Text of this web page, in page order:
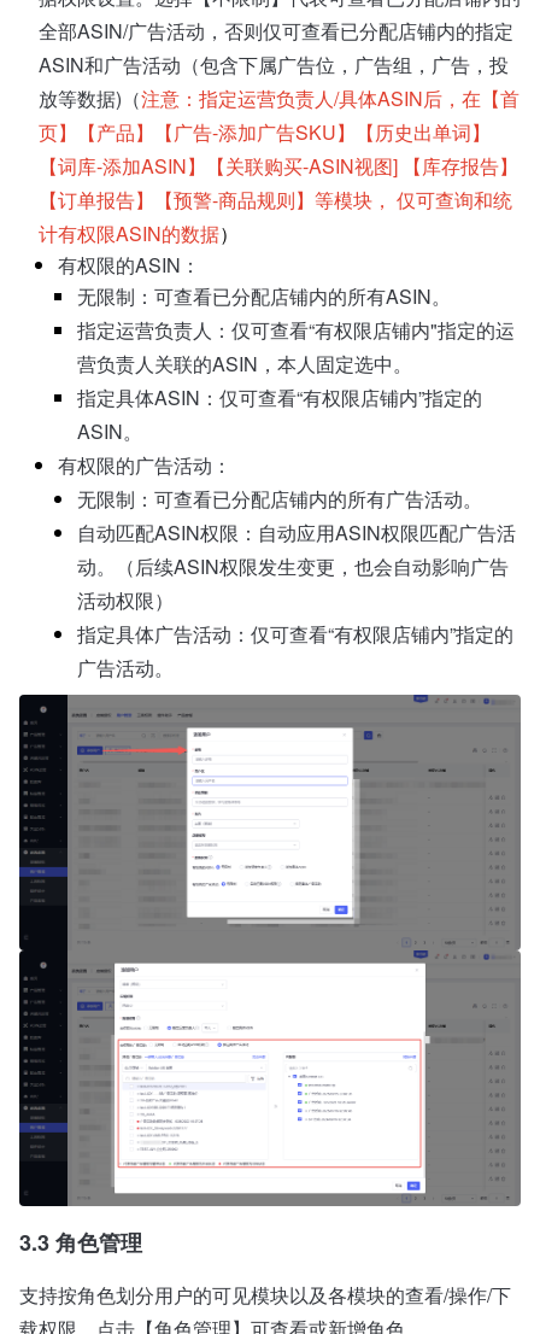
全部ASIN/广告活动，否则仅可查看已分配店铺内的指定
ASIN和广告活动（包含下属广告位，广告组，广告，投
放等数据)（注意：指定运营负责人/具体ASIN后，在【首
页】【产品】【广告-添加广告SKU】【历史出单词】
【词库-添加ASIN】【关联购买-ASIN视图] 【库存报告】
【订单报告】【预警-商品规则】等模块， 仅可查询和统
计有权限ASIN的数据）
有权限的ASIN：
无限制：可查看已分配店铺内的所有ASIN。
指定运营负责人：仅可查看“有权限店铺内"指定的运
营负责人关联的ASIN，本人固定选中。
指定具体ASIN：仅可查看“有权限店铺内”指定的
ASIN。
有权限的广告活动：
无限制： 可查看已分配店铺内的所有广告活动。
自动匹配ASIN权限：自动应用ASIN权限匹配广告活
动。（后续ASIN权限发生变更，也会自动影响广告
活动权限）
指定具体广告活动： 仅可查看“有权限店铺内”指定的
广告活动。
3.3 角色管理
支持按角色划分用户的可见模块以及各模块的查看/操作/下